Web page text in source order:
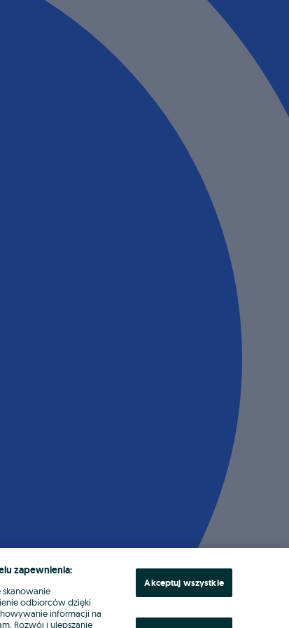
zapewnienia:
odbiorców dzięki
informacji na
Rozwój i ulepszanie
Akceptuj wszystkie